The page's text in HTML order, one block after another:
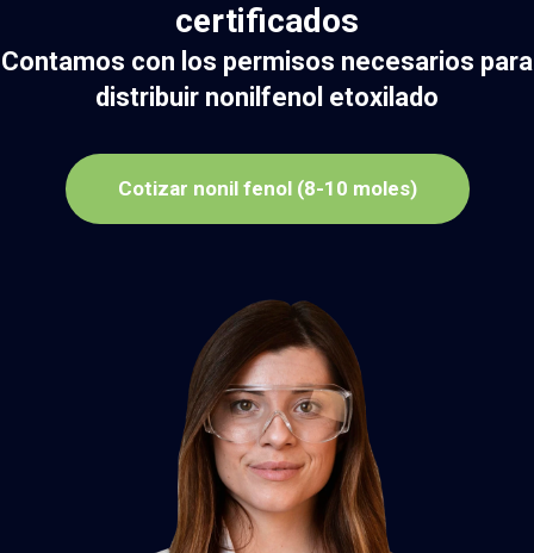
certificados
Contamos con los permisos necesarios para
distribuir nonilfenol etoxilado
Cotizar nonil fenol (8-10 moles)